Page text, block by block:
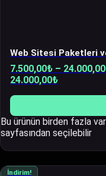
Web Sitesi Paketleri
7.500,00₺ – 24.000,00
24.000,00₺
Bu ürünün birden fazla
sayfasından seçilebilir
İndirim!